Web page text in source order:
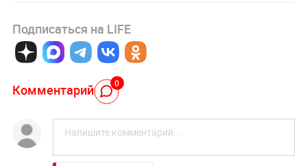
Подписаться на LIFE
Комментарий 0